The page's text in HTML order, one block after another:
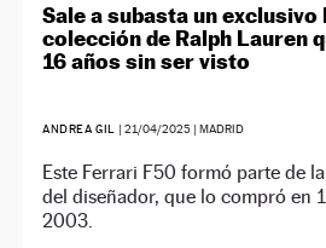
Sale a subasta un exclusivo
colección de Ralph Lauren
16 años sin ser visto
ANDREA GIL | 21/04/2025| MADRID
Este Ferrari F50 formó parte de
del diseñador, que lo compró en
2003.